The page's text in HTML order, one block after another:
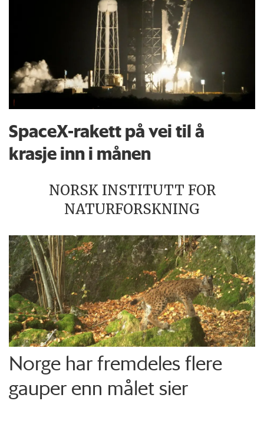
SpaceX-rakett på vei til å
krasje inn i månen
NORSK INSTITUTT FOR
NATURFORSKNING
Norge har fremdeles flere
gauper enn målet sier